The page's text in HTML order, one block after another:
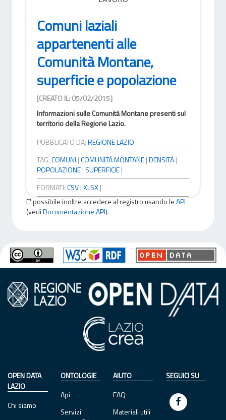
Comuni laziali
appartenenti alle
Comunità Montane,
superficie e popolazione
[CREATO IL: 05/02/2015]
Informazioni sulle Comunità Montane presenti sul
territorio della Regione Lazio.
PUBBLICATO DA:REGIONE LAZIO
TAG:COMUNI |COMUNITÀ MONTANE|DENSITÀ|
POPOLAZIONE| SUPERFICIE|
FORMATI:CSV|XLSX|
E' possibile inoltre accedere al registro usando leAPI
(vediDocumentazione API).
OPEN DATA
LAZIO
Chi siamo
ONTOLOGIE
Api
Servizi
AIUTO
FAQ
Materiali utili
SEGUICI SU